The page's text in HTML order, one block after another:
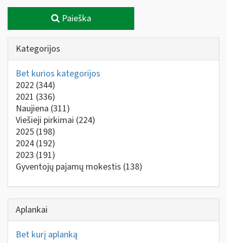
Paieška
Kategorijos
Bet kurios kategorijos
2022 (344)
2021 (336)
Naujiena (311)
Viešieji pirkimai (224)
2025 (198)
2024 (192)
2023 (191)
Gyventojų pajamų mokestis (138)
Aplankai
Bet kurį aplanką